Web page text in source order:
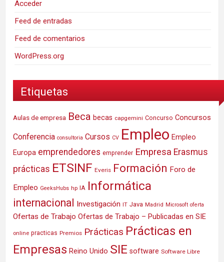
Acceder
Feed de entradas
Feed de comentarios
WordPress.org
Etiquetas
Aulas de empresa Beca becas capgemini Concurso Concursos
Conferencia consultoria Cursos CV Empleo Empleo
Europa emprendedores emprender Empresa Erasmus
prácticas ETSINF Everis Formación Foro de
Empleo GeeksHubs hp IA Informática
internacional Investigación IT Java Madrid Microsoft oferta
Ofertas de Trabajo Ofertas de Trabajo – Publicadas en SIE
online practicas Premios Prácticas Prácticas en
Empresas Reino Unido SIE software Software Libre